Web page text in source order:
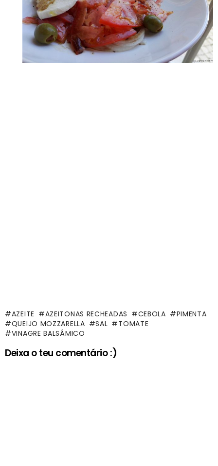
AZEITE AZEITONAS RECHEADAS CEBOLA
PIMENTA
QUEIJO MOZZARELLA
SAL
TOMATE
VINAGRE BALSÂMICO
Deixa o teu comentário :)